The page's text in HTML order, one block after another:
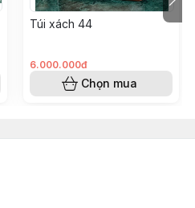
Túi xách 44
6.000.000đ
Chọn mua